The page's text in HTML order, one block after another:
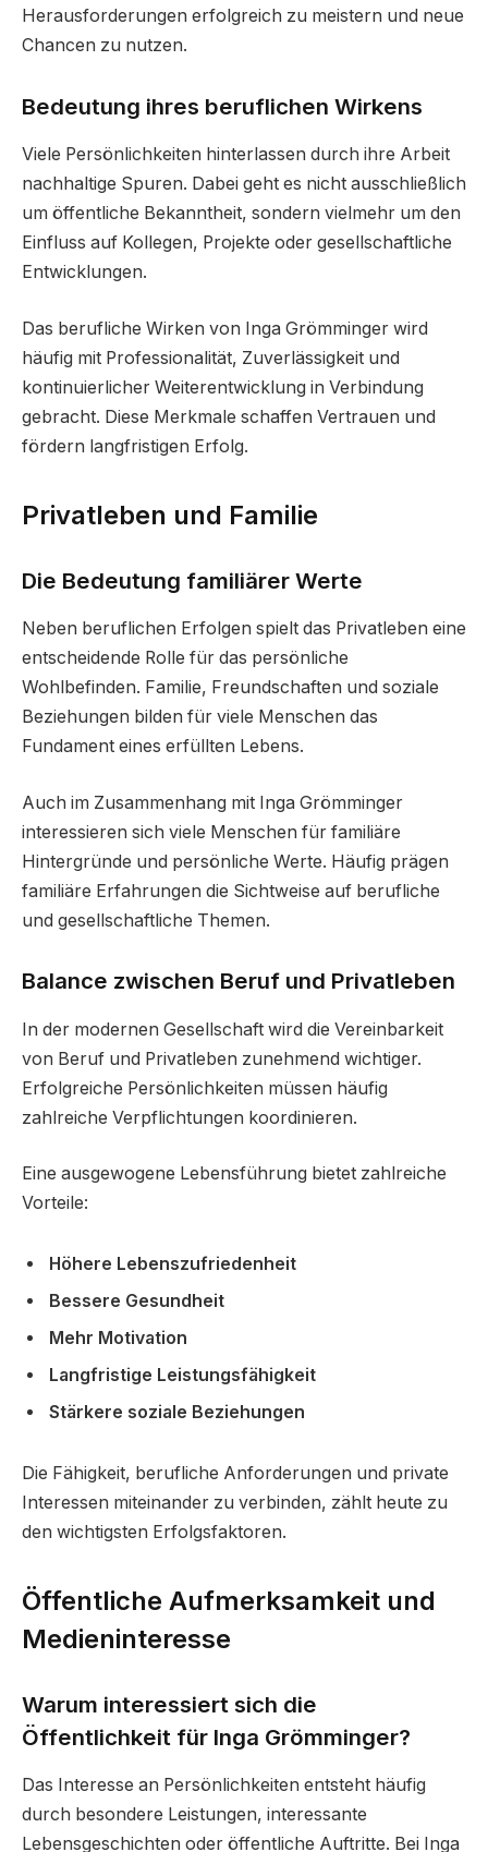
Herausforderungen erfolgreich zu meistern und neue
Chancen zu nutzen.
Bedeutung ihres beruflichen Wirkens
Viele Persönlichkeiten hinterlassen durch ihre Arbeit
nachhaltige Spuren. Dabei geht es nicht ausschließlich
um öffentliche Bekanntheit, sondern vielmehr um den
Einfluss auf Kollegen, Projekte oder gesellschaftliche
Entwicklungen.
Das berufliche Wirken von Inga Grömminger wird
häufig mit Professionalität, Zuverlässigkeit und
kontinuierlicher Weiterentwicklung in Verbindung
gebracht. Diese Merkmale schaffen Vertrauen und
fördern langfristigen Erfolg.
Privatleben und Familie
Die Bedeutung familiärer Werte
Neben beruflichen Erfolgen spielt das Privatleben eine
entscheidende Rolle für das persönliche
Wohlbefinden. Familie, Freundschaften und soziale
Beziehungen bilden für viele Menschen das
Fundament eines erfüllten Lebens.
Auch im Zusammenhang mit Inga Grömminger
interessieren sich viele Menschen für familiäre
Hintergründe und persönliche Werte. Häufig prägen
familiäre Erfahrungen die Sichtweise auf berufliche
und gesellschaftliche Themen.
Balance zwischen Beruf und Privatleben
In der modernen Gesellschaft wird die Vereinbarkeit
von Beruf und Privatleben zunehmend wichtiger.
Erfolgreiche Persönlichkeiten müssen häufig
zahlreiche Verpflichtungen koordinieren.
Eine ausgewogene Lebensführung bietet zahlreiche
Vorteile:
Höhere Lebenszufriedenheit
Bessere Gesundheit
Mehr Motivation
Langfristige Leistungsfähigkeit
Stärkere soziale Beziehungen
Die Fähigkeit, berufliche Anforderungen und private
Interessen miteinander zu verbinden, zählt heute zu
den wichtigsten Erfolgsfaktoren.
Öffentliche Aufmerksamkeit und
Medieninteresse
Warum interessiert sich die
Öffentlichkeit für Inga Grömminger?
Das Interesse an Persönlichkeiten entsteht häufig
durch besondere Leistungen, interessante
Lebensgeschichten oder öffentliche Auftritte. Bei Inga